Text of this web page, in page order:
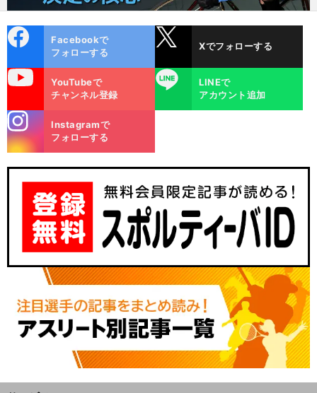
ok
Facebookで
フォローする
Xでフォローする
YouTubeで
チャンネル登録
LINE
LINEで
アカウント追加
m
Instagramで
フォローする